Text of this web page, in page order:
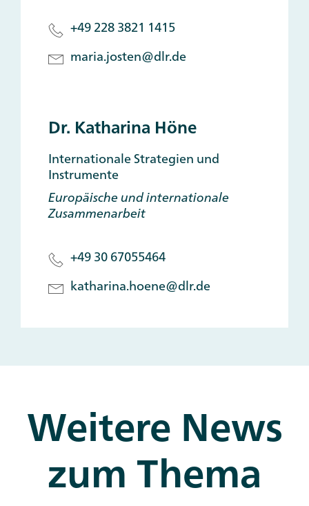
+49 228 3821 1415
maria.josten@dlr.de
Dr. Katharina Höne
Internationale Strategien und
Instrumente
Europäische und internationale
Zusammenarbeit
+49 30 67055464
katharina.hoene@dlr.de
Weitere News
zum Thema